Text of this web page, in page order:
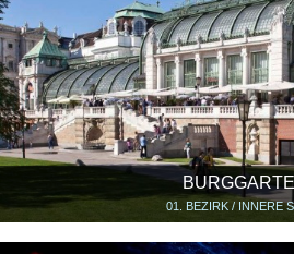
01. BEZIRK / INNERE